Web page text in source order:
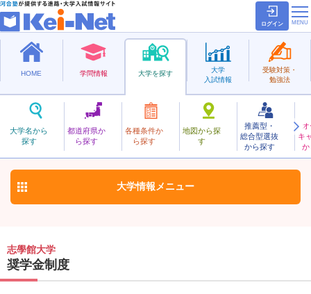
ログイン
HOME 学問情報 大学を探す
大学名から
探す
都道府県か
ら探す
各種条件か
ら探す
地図から探
す
推薦型・
総合型選抜
から探す
キ
か
大学
入試情報
受験対策・
勉強法
私立
しがくかん
志學館大学 お気に入り
大学情報 メニュー
志學館大学
奨学金制度